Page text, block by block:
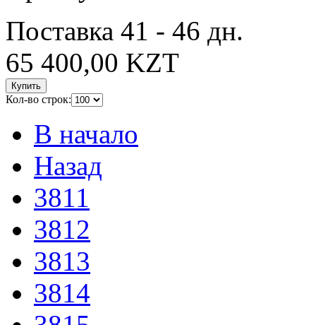
Поставка 41 - 46 дн.
65 400,00 KZT
Купить
Кол-во строк:
В начало
Назад
3811
3812
3813
3814